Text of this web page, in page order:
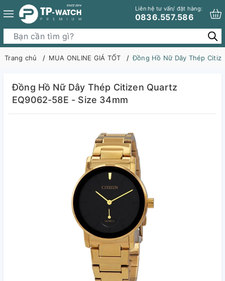
Liên hệ tư vấn/ đặt hàng:
0836.557.586
Trang chủ MUA ONLINE GIÁ TỐT Đồng Hồ Nữ Dây Thép
Đồng Hồ Nữ Dây Thép Citizen Quartz
EQ9062-58E - Size 34mm